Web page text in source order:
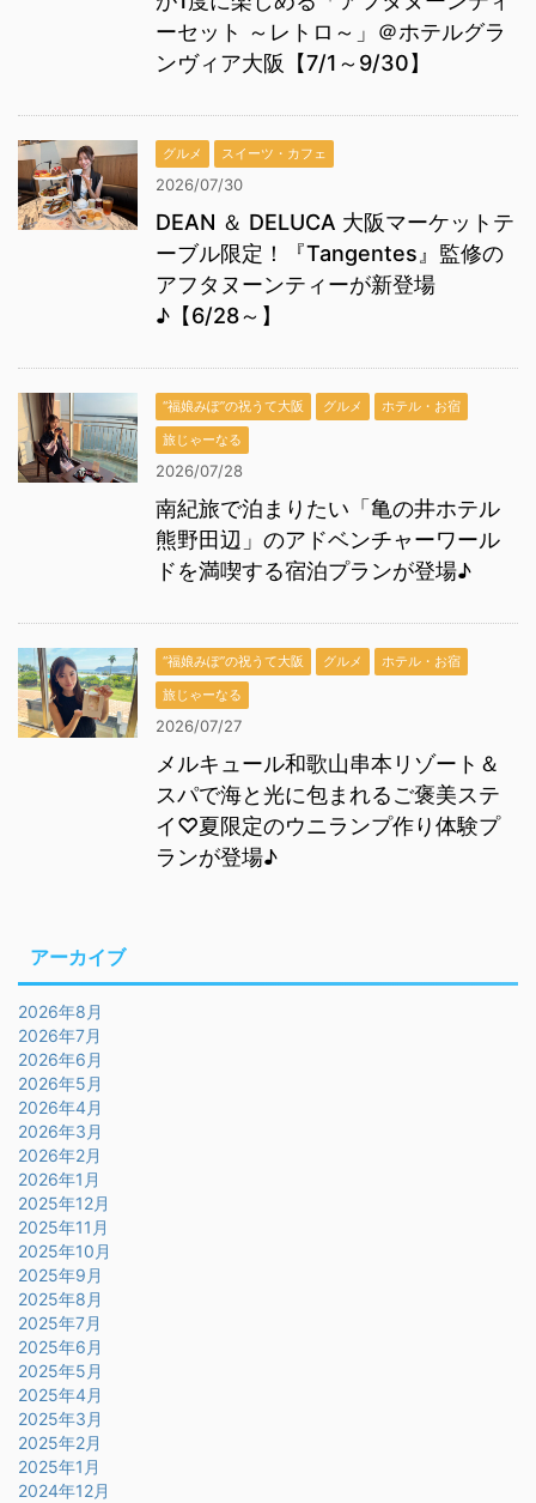
ーセット ～レトロ～」＠ホテルグラ
ンヴィア大阪【7/1～9/30】
グルメ スイーツ・カフェ
2026/07/30
DEAN ＆ DELUCA 大阪マーケットテ
ーブル限定！『Tangentes』監修の
アフタヌーンティーが新登場
♪【6/28～】
“福娘みぽ”の祝うて大阪 グルメ
ホテル・お宿
旅じゃーなる
2026/07/28
南紀旅で泊まりたい「亀の井ホテル
熊野田辺」のアドベンチャーワール
ドを満喫する宿泊プランが登場♪
“福娘みぽ”の祝うて大阪 グルメ
ホテル・お宿
旅じゃーなる
2026/07/27
メルキュール和歌山串本リゾート＆
スパで海と光に包まれるご褒美ステ
イ♡夏限定のウニランプ作り体験プ
ランが登場♪
アーカイブ
2026年8月
2026年7月
2026年6月
2026年5月
2026年4月
2026年3月
2026年2月
2026年1月
2025年12月
2025年11月
2025年10月
2025年9月
2025年8月
2025年7月
2025年6月
2025年5月
2025年4月
2025年3月
2025年2月
2025年1月
2024年12月